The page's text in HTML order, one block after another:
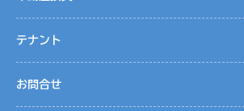
テナント
お問合せ